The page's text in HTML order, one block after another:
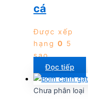
cá
Được xếp
hạng 0 5
sao
Đọc tiếp
Chưa phân loại